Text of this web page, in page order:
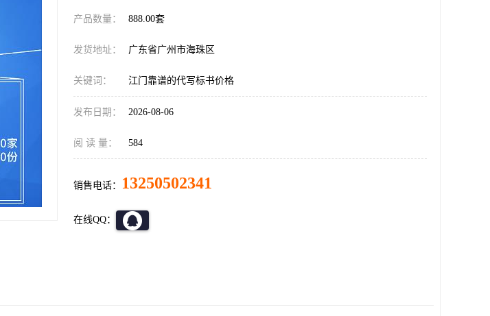
产品数量： 888.00套
发货地址： 广东省广州市海珠区
关键词： 江门靠谱的代写标书价格
发布日期： 2026-08-06
阅 读 量： 584
销售电话： 13250502341
在线QQ：